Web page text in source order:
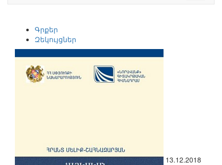
Գրքեր
Զեկույցներ
13.12.2018